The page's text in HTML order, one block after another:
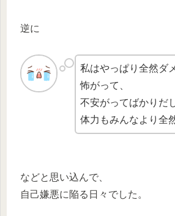
逆に
私はやっぱり全然ダ
怖がって、
不安がってばかりだ
体力もみんなより全
などと思い込んで、
自己嫌悪に陥る日々でした。